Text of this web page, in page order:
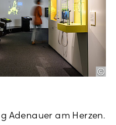
Adenauer am Herzen.